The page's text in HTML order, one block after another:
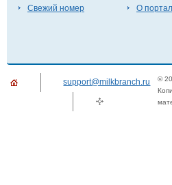
Свежий номер
О
support@milkbranch.ru ©